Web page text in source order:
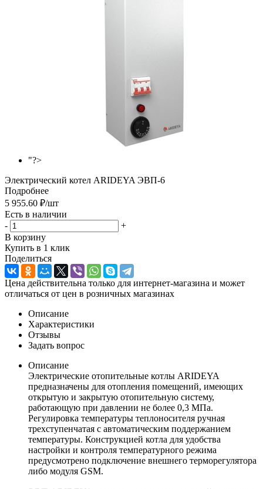
"?>
Электрический котел ARIDEYA ЭВП-6
Подробнее
5 955.60 ₽/шт
Есть в наличии
-
+
В корзину
Купить в 1 клик
Поделиться
Цена действительна только для интернет-магазина и может
отличаться от цен в розничных магазинах
Описание
Характеристики
Отзывы
Задать вопрос
Описание
Электрические отопительные котлы ARIDEYA
предназначены для отопления помещений, имеющих
открытую и закрытую отопительную систему,
работающую при давлении не более 0,3 МПа.
Регулировка температуры теплоносителя ручная
трехступенчатая с автоматическим поддержанием
температуры. Конструкцией котла для удобства
настройки и контроля температурного режима
предусмотрено подключение внешнего терморегулятора
либо модуля GSM.